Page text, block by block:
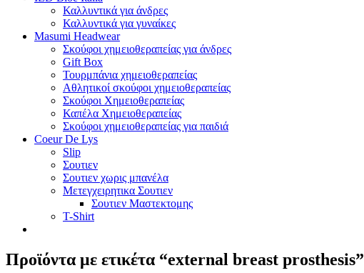
Καλλυντικά για άνδρες
Καλλυντικά για γυναίκες
Masumi Headwear
Σκούφοι χημειοθεραπείας για άνδρες
Gift Box
Τουρμπάνια χημειοθεραπείας
Αθλητικοί σκούφοι χημειοθεραπείας
Σκούφοι Χημειοθεραπείας
Καπέλα Χημειοθεραπείας
Σκούφοι χημειοθεραπείας για παιδιά
Coeur De Lys
Slip
Σουτιεν
Σουτιεν χωρις μπανέλα
Μετεγχειρητικα Σουτιεν
Σουτιεν Μαστεκτομης
T-Shirt
Προϊόντα με ετικέτα “external breast prosthesis”